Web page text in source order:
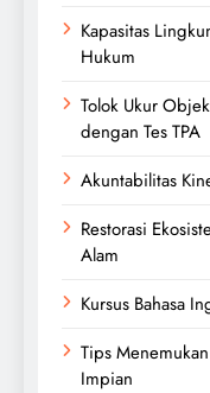
Kapasitas
Hukum
Tolok Ukur
dengan Tes TPA
Akuntabilitas
Restorasi
Alam
Kursus Bahasa
Tips
Impian